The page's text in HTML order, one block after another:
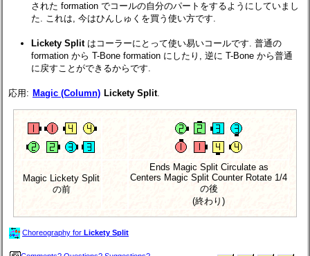
された formation でコールの自分のパートをするようにしていまし
た. これは, 今はひんしゅくを買う使い方です.
Lickety Splitはコーラーにとって使い易いコールです. 普通の
formation から T-Bone formation にしたり, 逆に T-Bone から普通
に戻すことができるからです.
応用: Magic (Column) Lickety Split.
Magic Lickety Split
の前
Ends Magic Split Circulate as
Centers Magic Split Counter Rotate 1/4
の後
(終わり)
Choreography for Lickety Split